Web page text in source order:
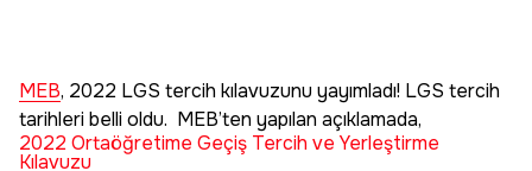
MEB, 2022 LGS tercih kılavuzunu yayımladı! LGS tercih
tarihleri belli oldu. MEB’ten yapılan açıklamada,
2022 Ortaöğretime Geçiş Tercih ve Yerleştirme
Kılavuzu